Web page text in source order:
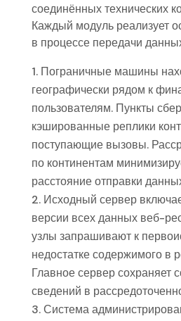
соединённых технических
Каждый модуль реализует
в процессе передачи
Пограничные машины
географически рядом к
пользователям. Пункты
кэшированные реплики
поступающие вызовы.
по континентам
расстояние отправки
Исходный сервер
версии всех данных веб-
узлы запрашивают к
недостатке содержимого в
Главное сервер сохраняет
сведений в
Система